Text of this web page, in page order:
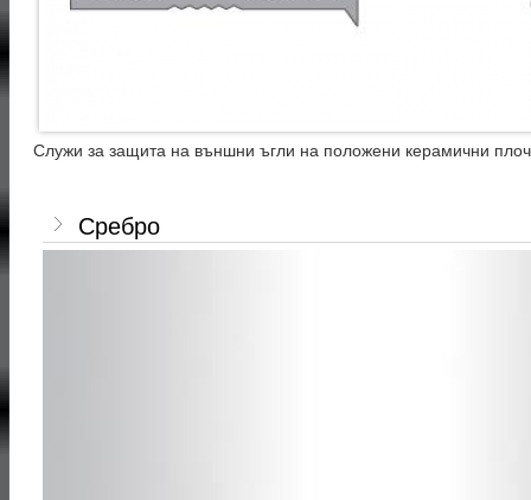
Служи за защита на външни ъгли на положени керамични
Сребро